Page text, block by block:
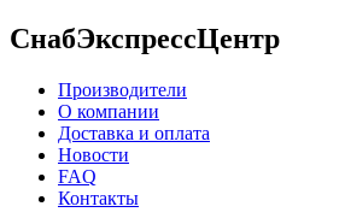
СнабЭкспрессЦентр
Производители
О компании
Доставка и оплата
Новости
FAQ
Контакты